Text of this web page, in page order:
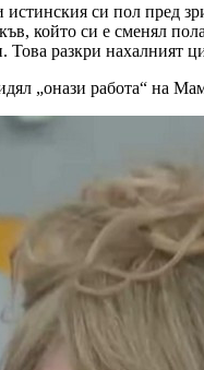
си пол пред
който си е сменял
разкри нахалният
„онази работа“ на